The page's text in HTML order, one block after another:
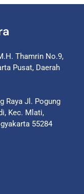
Thamrin No.9,
Pusat, Daerah
Raya Jl. Pogung
Kec. Mlati,
55284